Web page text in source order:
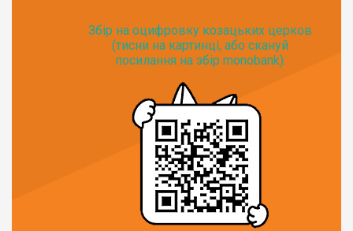
Збір на оцифровку козацьких церков
(тисни на картинці, або скануй
посилання на збір monobank):